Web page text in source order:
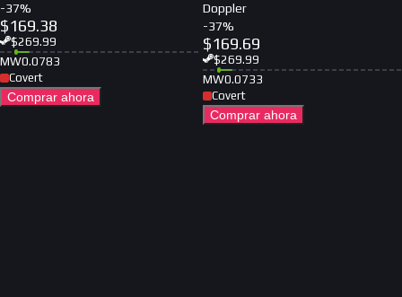
-37%
$169.38
$269.99
MW0.0783
Covert
Comprar ahora
Doppler
-37%
$169.69
$269.99
MW0.0733
Covert
Comprar ahora